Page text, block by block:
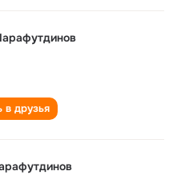
в друзья